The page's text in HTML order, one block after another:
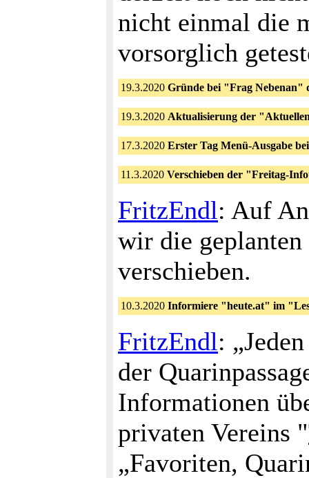
nicht einmal die
vorsorglich
19.3.2020 Gründe bei "Frag
19.3.2020 Aktualisierung der
17.3.2020 Erster Tag Menü-Ausgabe
11.3.2020 Verschieben der "Freitag-
FritzEndl: Auf
wir die
verschieben.
10.3.2020 Informiere "heute.at" im
FritzEndl:
der
Informationen
privaten Vereins "
„Favoriten,